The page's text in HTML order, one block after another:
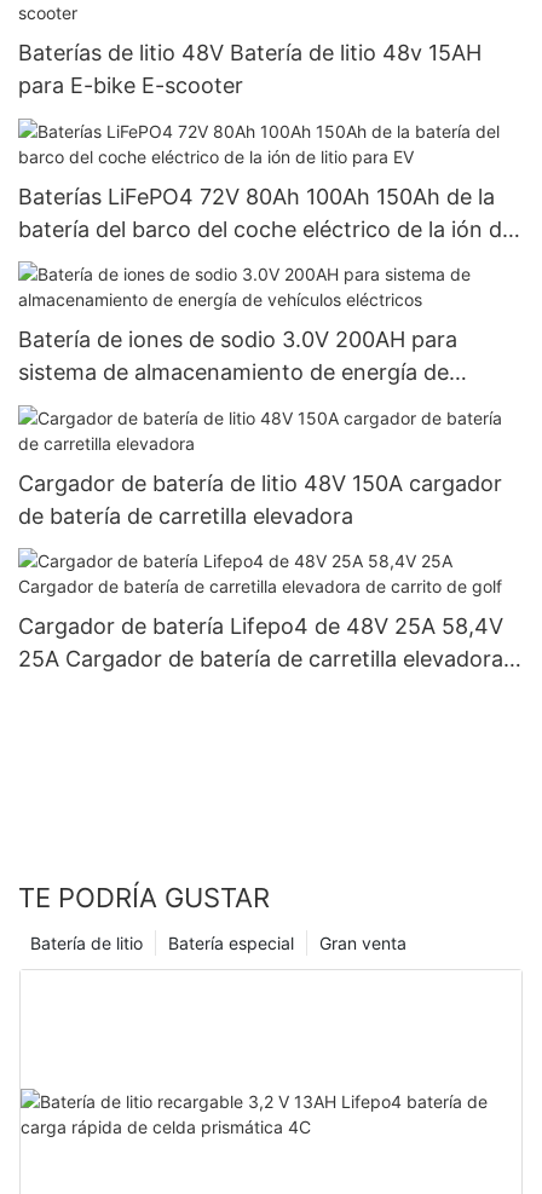
Baterías de litio 48V Batería de litio 48v 15AH
para E-bike E-scooter
Baterías LiFePO4 72V 80Ah 100Ah 150Ah de la
batería del barco del coche eléctrico de la ión de
litio para EV
Batería de iones de sodio 3.0V 200AH para
sistema de almacenamiento de energía de
vehículos eléctricos
Cargador de batería de litio 48V 150A cargador
de batería de carretilla elevadora
Cargador de batería Lifepo4 de 48V 25A 58,4V
25A Cargador de batería de carretilla elevadora
TE PODRÍA GUSTAR
Gran venta
Batería especial
Batería de litio